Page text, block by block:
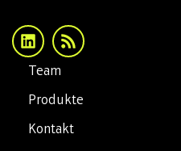
Team
Produkte
Kontakt